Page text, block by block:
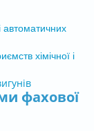
автоматичних
хімічної і
фахової